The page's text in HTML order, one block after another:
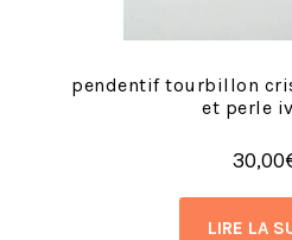
pendentif tourbillon
et perle
30,00
LIRE LA